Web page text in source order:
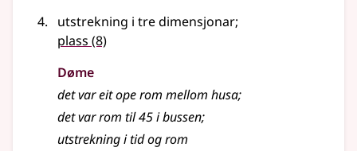
utstrekning i tre dimensjonar;
plass (8)
Døme
det var eit ope rom mellom husa;
det var rom til 45 i bussen;
utstrekning i tid og rom